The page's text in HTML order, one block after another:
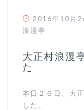
2016年10月
浪漫亭
大正村浪漫
た
本日２６日、大
した。